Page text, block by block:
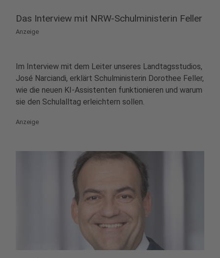
Das Interview mit NRW-Schulministerin Feller
Anzeige
Im Interview mit dem Leiter unseres Landtagsstudios,
José Narciandi, erklärt Schulministerin Dorothee Feller,
wie die neuen KI-Assistenten funktionieren und warum
sie den Schulalltag erleichtern sollen.
Anzeige